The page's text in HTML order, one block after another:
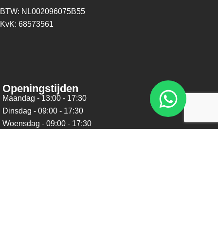
BTW: NL002096075B55
KvK: 68573561
Openingstijden
Maandag - 13:00 - 17:30
Dinsdag - 09:00 - 17:30
Woensdag - 09:00 - 17:30